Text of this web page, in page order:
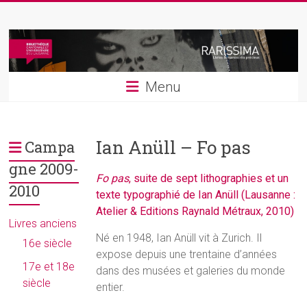
content
Rarissima
Livres
et
Menu
Ian Anüll – Fo pas
Fo pas, suite de sept lithographies et un
texte typographié de Ian Anüll (Lausanne :
Atelier & Editions Raynald Métraux, 2010)
Né en 1948, Ian Anüll vit à Zurich. Il
expose depuis une trentaine d’années
dans des musées et galeries du monde
entier.
Campa
gne 2009-
2010
Livres anciens
16e siècle
17e et 18e
siècle